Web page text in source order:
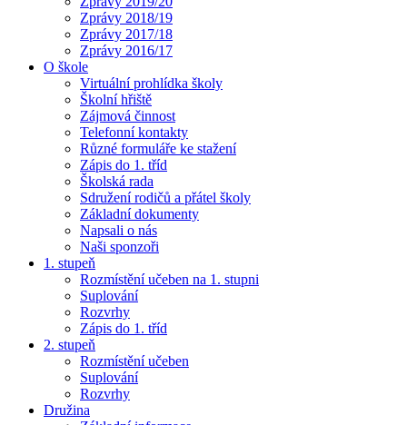
Zprávy 2018/19
Zprávy 2017/18
Zprávy 2016/17
O škole
Virtuální prohlídka školy
Školní hřiště
Zájmová činnost
Telefonní kontakty
Různé formuláře ke stažení
Zápis do 1. tříd
Školská rada
Sdružení rodičů a přátel školy
Základní dokumenty
Napsali o nás
Naši sponzoři
1. stupeň
Rozmístění učeben na 1. stupni
Suplování
Rozvrhy
Zápis do 1. tříd
2. stupeň
Rozmístění učeben
Suplování
Rozvrhy
Družina